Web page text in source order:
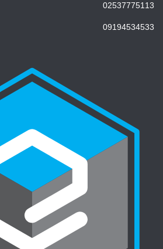
02537775113
09194534533